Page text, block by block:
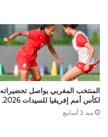
المنتخب المغربي يواصل تحضيراته
لكأس أمم إفريقيا للسيدات 2026.
منذ 3 أسابيع